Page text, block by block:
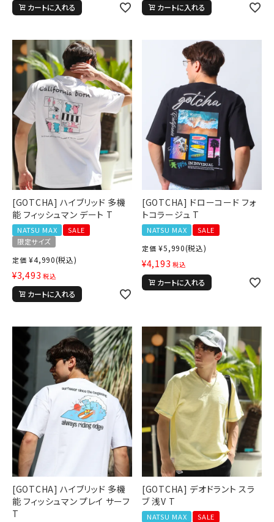
カートに入れる カートに入れる
[GOTCHA] ハイブリッド 多機
能 フィッシュマン デート T
NATSU MAX
SALE
限定サイズ
定価 ¥4,990(税込)
¥3,493 税込
カートに入れる
[GOTCHA] ドローコード フォ
トコラージュ T
NATSU MAX
SALE
定価 ¥5,990(税込)
¥4,193 税込
カートに入れる
[GOTCHA] ハイブリッド 多機
能 フィッシュマン プレイ サーフ
T
[GOTCHA] デオドラント スラ
ブ 浅V T
NATSU MAX
SALE